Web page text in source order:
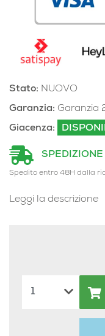
Stato: NUOVO
Garanzia: Garanzia
Giacenza:
Spedito entro 48H dalla
Leggi la descrizione